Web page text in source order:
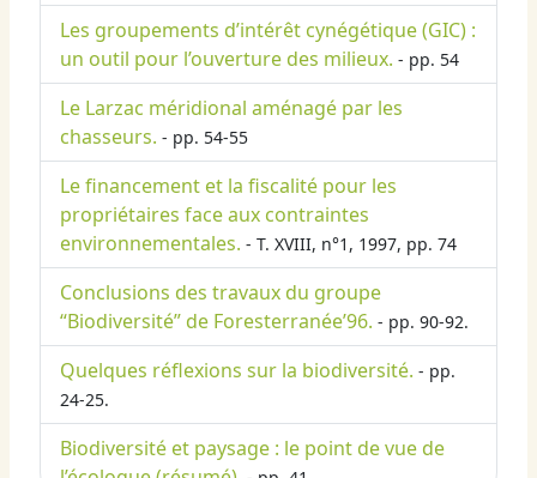
Les groupements d’intérêt cynégétique (GIC) :
un outil pour l’ouverture des milieux. - pp. 54
Le Larzac méridional aménagé par les
chasseurs. - pp. 54-55
Le financement et la fiscalité pour les
propriétaires face aux contraintes
environnementales. - T. XVIII, n°1, 1997, pp. 74
Conclusions des travaux du groupe
“Biodiversité” de Foresterranée’96. - pp. 90-92.
Quelques réflexions sur la biodiversité. - pp.
24-25.
Biodiversité et paysage : le point de vue de